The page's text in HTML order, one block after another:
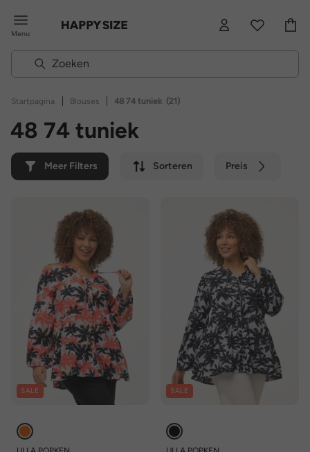
Menu
Startpagina | Blouses | 48 74 tuniek (21)
48 74 tuniek
Meer Filters Sorteren Preis
SALE SALE